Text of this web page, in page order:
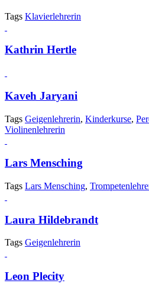
Tags Klavierlehrerin
Kathrin Hertle
Kaveh Jaryani
Tags Geigenlehrerin, Kinderkurse,
Violinenlehrerin
Lars Mensching
Tags Lars Mensching,
Laura Hildebrandt
Tags Geigenlehrerin
Leon Plecity